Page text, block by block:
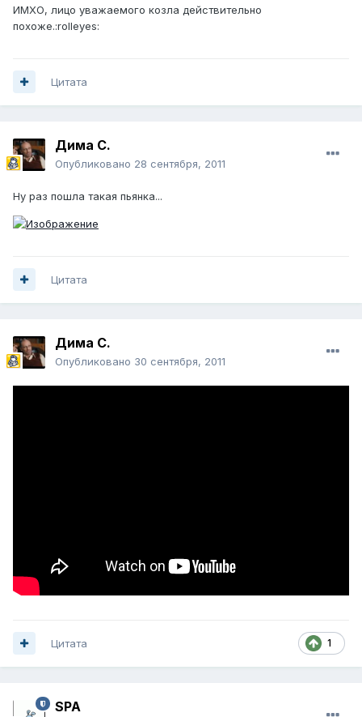
ИМХО, лицо уважаемого козла действительно
похоже.:rolleyes:
Цитата
Дима С.
Опубликовано 28 сентября, 2011
Ну раз пошла такая пьянка...
Цитата
Дима С.
Опубликовано 30 сентября, 2011
1
Цитата
SPA